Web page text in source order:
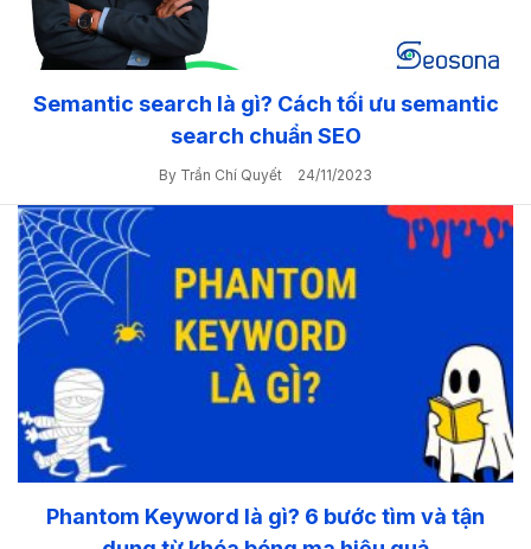
Semantic search là gì? Cách tối ưu semantic
search chuẩn SEO
By Trần Chí Quyết 24/11/2023
Phantom Keyword là gì? 6 bước tìm và tận